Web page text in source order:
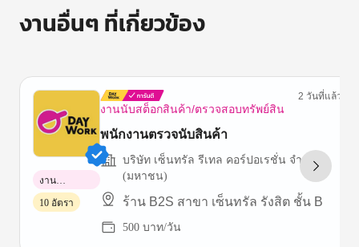
งานอื่นๆ ที่เกี่ยวข้อง
งานนับสต็อกสินค้า/ตรวจสอบทรัพย์สิน
2 วันที่แล้ว
พนักงานตรวจนับสินค้า
บริษัท เซ็นทรัล รีเทล คอร์ปอเรชั่น จำกัด
(มหาชน)
ร้าน B2S สาขา เซ็นทรัล รังสิต ชั้น B
500 บาท/วัน
งาน
พาร์ทไทม์
10 อัตรา